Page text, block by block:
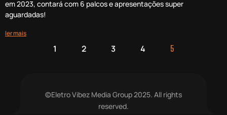
em 2023, contará com 6 palcos e apresentações super
aguardadas!
ler mais
1 2 3 4 5
©Eletro Vibez Media Group 2025. All rights
reserved.